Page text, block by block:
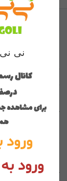
نی
کانال
برای مشاهده
ورود
ورود
منوی وب‌سایت
خانه
کوچولوهای نی نی
تماس با ما
کد پیگیری سفارشات